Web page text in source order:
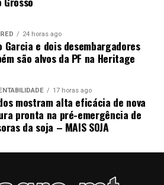
ou familiar.
para quem está na
desse dinheiro
produtor e em quais condições?
É dinheiro que terá de ser
futura da produção. Se essa renda
crédito apenas transfere o
rentabilidade.
24 horas ago
Garcia e dois desembargadores
são alvos da PF na Heritage
17 horas ago
mostram alta eficácia de nova
pronta na pré-emergência de
da soja – MAIS SOJA